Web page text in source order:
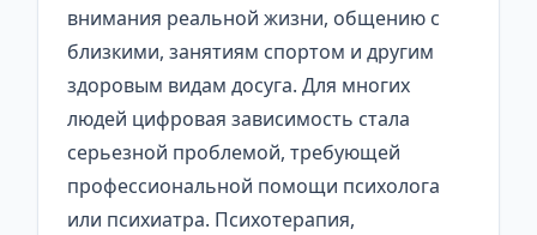
внимания реальной жизни, общению с
близкими, занятиям спортом и другим
здоровым видам досуга. Для многих
людей цифровая зависимость стала
серьезной проблемой, требующей
профессиональной помощи психолога
или психиатра. Психотерапия,